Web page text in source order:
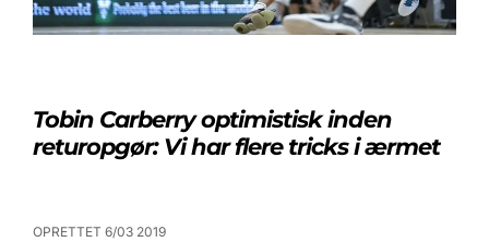
Tobin Carberry optimistisk inden
returopgør: Vi har flere tricks i ærmet
OPRETTET 6/03 2019